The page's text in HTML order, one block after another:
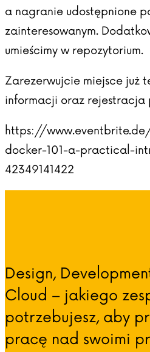
a nagranie udostępnione
zainteresowanym.
umieścimy w repozytorium.
Zarezerwujcie miejsce już
informacji oraz rejestracja
https://
docker-101-a-practical-
42349141422
Design,
Cloud – jakiego
potrzebujesz, aby
pracę nad swoimi